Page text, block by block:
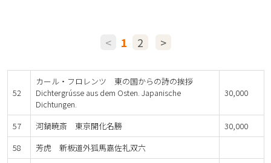
< 1 2 >
52
カール・フロレンツ 東の国からの詩の挨拶
Dichtergrússe aus dem Osten. Japanische
Dichtungen.
30,000
57 河鍋暁斎 東京開化名勝
30,000
58
芳虎 新板道外狐馬嘉佐礼双六